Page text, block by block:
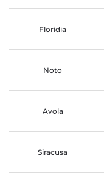
Floridia
Noto
Avola
Siracusa